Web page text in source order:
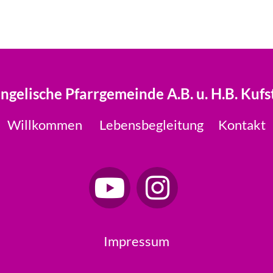
Pfarrgemeinde A.B. u. H.B.
Willkommen Lebensbegleitung Kontakt
Impressum